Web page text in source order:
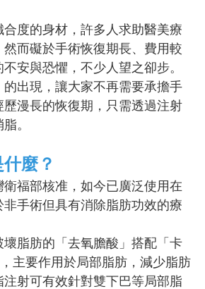
度的身材，許多人求助醫美療
而礙於手術恢復期長、費用較
安與恐懼，不少人望之卻步。
的出現，讓大家不再需要承擔手
漫長的恢復期，只需透過注射
。
麼？
福部核准，如今已廣泛使用在
非手術但具有消除脂肪功效的療
脂肪的「去氧膽酸」搭配「卡
主要作用於局部脂肪，減少脂肪
注射可有效針對雙下巴等局部脂